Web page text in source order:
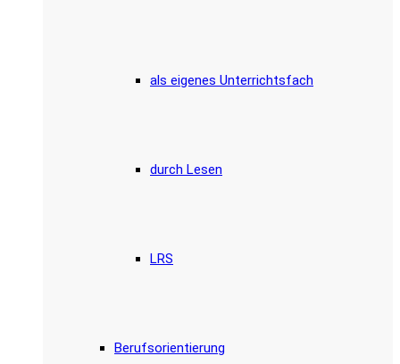
als eigenes Unterrichtsfach
durch Lesen
LRS
Berufsorientierung